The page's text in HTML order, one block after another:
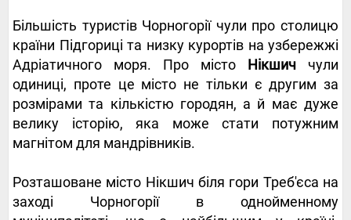
Більшість туристів Чорногорії чули про столицю
країни Підгориці та низку курортів на узбережжі
Адріатичного моря. Про місто Нікшич чули
одиниці, проте це місто не тільки є другим за
розмірами та кількістю городян, а й має дуже
велику історію, яка може стати потужним
магнітом для мандрівників.
Розташоване місто Нікшич біля гори Треб'єса на
заході Чорногорії в однойменному